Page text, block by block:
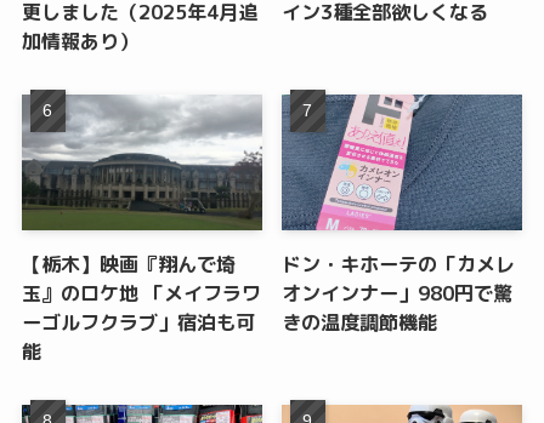
更しました（2025年4月追
加情報あり）
イン3種全部欲しくなる
【栃木】映画『翔んで埼
玉』のロケ地 「メイフラワ
ーゴルフクラブ」宿泊も可
能
ドン・キホーテの「カメレ
オンインナー」980円で驚
きの温度調節機能